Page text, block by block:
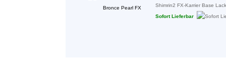
Shimrin2 FX-Karrier Base
Sofort Lieferbar